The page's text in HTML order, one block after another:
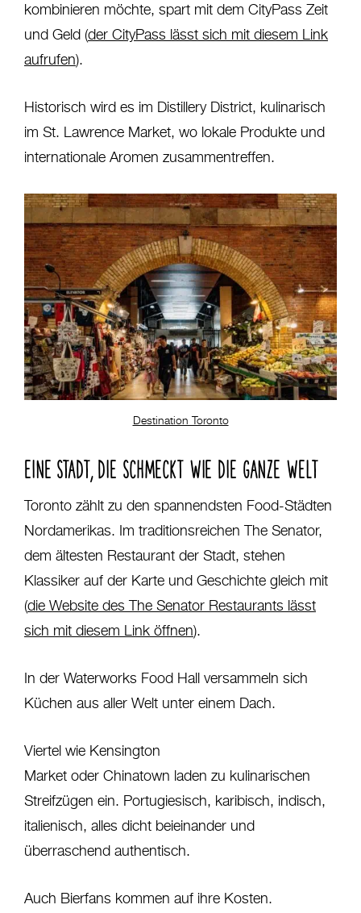
kombinieren möchte, spart mit dem CityPass Zeit
und Geld (der CityPass lässt sich mit diesem Link
aufrufen).
Historisch wird es im Distillery District, kulinarisch
im St. Lawrence Market, wo lokale Produkte und
internationale Aromen zusammentreffen.
Destination Toronto
EINE STADT, DIE SCHMECKT WIE DIE GANZE WELT
Toronto zählt zu den spannendsten Food-Städten
Nordamerikas. Im traditionsreichen The Senator,
dem ältesten Restaurant der Stadt, stehen
Klassiker auf der Karte und Geschichte gleich mit
(die Website des The Senator Restaurants lässt
sich mit diesem Link öffnen).
In der Waterworks Food Hall versammeln sich
Küchen aus aller Welt unter einem Dach.
Viertel wie Kensington
Market oder Chinatown laden zu kulinarischen
Streifzügen ein. Portugiesisch, karibisch, indisch,
italienisch, alles dicht beieinander und
überraschend authentisch.
Auch Bierfans kommen auf ihre Kosten.